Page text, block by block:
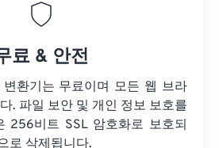
료 & 안전
환기는 무료이며 모든 웹 브라
. 파일 보안 및 개인 정보 보호를
256비트 SSL 암호화로 보호되
로 삭제됩니다.